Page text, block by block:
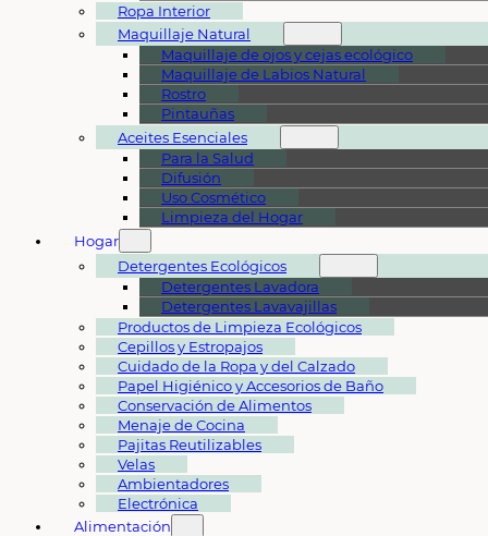
Ropa Interior
Maquillaje Natural
Maquillaje de ojos y cejas ecológico
Maquillaje de Labios Natural
Rostro
Pintauñas
Aceites Esenciales
Para la Salud
Difusión
Uso Cosmético
Limpieza del Hogar
Hogar
Detergentes Ecológicos
Detergentes Lavadora
Detergentes Lavavajillas
Productos de Limpieza Ecológicos
Cepillos y Estropajos
Cuidado de la Ropa y del Calzado
Papel Higiénico y Accesorios de Baño
Conservación de Alimentos
Menaje de Cocina
Pajitas Reutilizables
Velas
Ambientadores
Electrónica
Alimentación